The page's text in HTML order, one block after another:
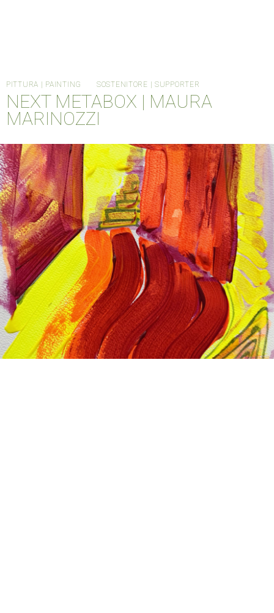
HOME
CANTIERE METABOX
ORDINARY DAYS
INFO
MTBX004
PITTURA | PAINTING SOSTENITORE | SUPPORTER
NEXT METABOX | MAURA
MARINOZZI